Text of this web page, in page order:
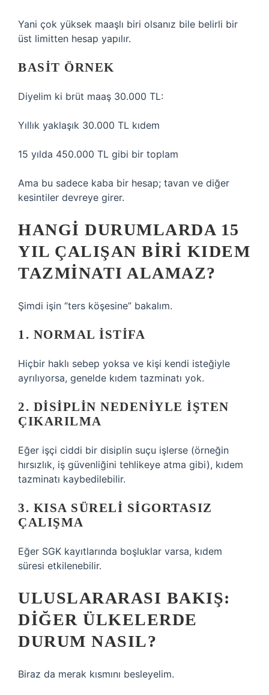
Yani çok yüksek maaşlı biri olsanız bile belirli bir
üst limitten hesap yapılır.
BASIT ÖRNEK
Diyelim ki brüt maaş 30.000 TL:
Yıllık yaklaşık 30.000 TL kıdem
15 yılda 450.000 TL gibi bir toplam
Ama bu sadece kaba bir hesap; tavan ve diğer
kesintiler devreye girer.
HANGI DURUMLARDA 15
YIL ÇALIŞAN BIRI KIDEM
TAZMINATI ALAMAZ?
Şimdi işin “ters köşesine” bakalım.
1. NORMAL ISTIFA
Hiçbir haklı sebep yoksa ve kişi kendi isteğiyle
ayrılıyorsa, genelde kıdem tazminatı yok.
2. DISIPLIN NEDENIYLE IŞTEN
ÇIKARILMA
Eğer işçi ciddi bir disiplin suçu işlerse (örneğin
hırsızlık, iş güvenliğini tehlikeye atma gibi), kıdem
tazminatı kaybedilebilir.
3. KISA SÜRELI SIGORTASIZ
ÇALIŞMA
Eğer SGK kayıtlarında boşluklar varsa, kıdem
süresi etkilenebilir.
ULUSLARARASI BAKIŞ:
DIĞER ÜLKELERDE
DURUM NASIL?
Biraz da merak kısmını besleyelim.